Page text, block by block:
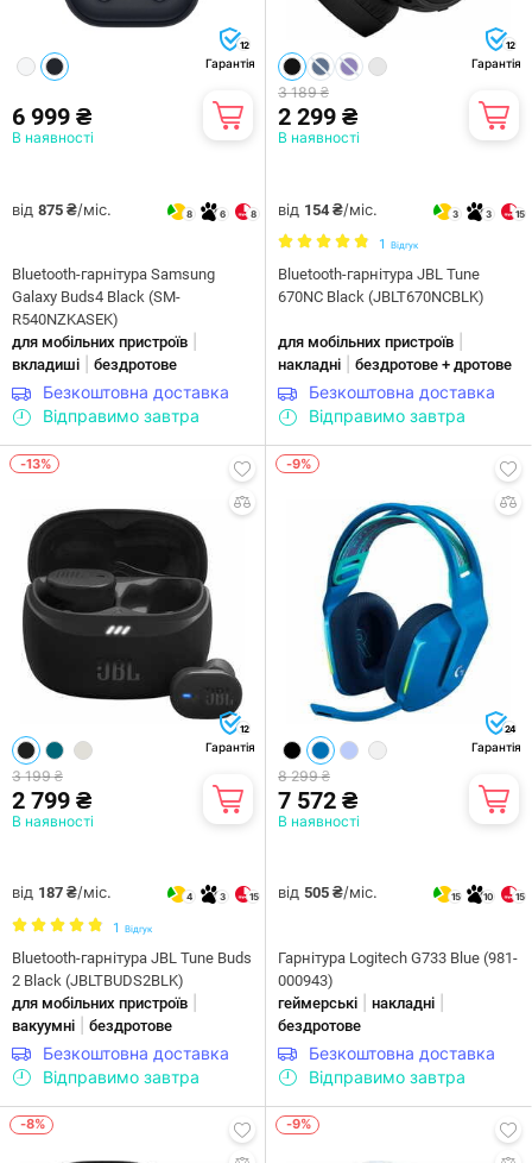
12
Гарантія
6 999 ₴
В наявності
від 875 ₴/міс. 8 6 8
Bluetooth-гарнітура Samsung
Galaxy Buds4 Black (SM-
R540NZKASEK)
для мобільних пристроїв
вкладиші бездротове
Безкоштовна доставка
Відправимо завтра
12
Гарантія
3 189 ₴
2 299 ₴
В наявності
від 154 ₴/міс. 3 3 15
1 Відгук
Bluetooth-гарнітура JBL Tune
670NC Black (JBLT670NCBLK)
для мобільних пристроїв
накладні бездротове + дротове
Безкоштовна доставка
Відправимо завтра
-13%
12
Гарантія
3 199 ₴
2 799 ₴
В наявності
від 187 ₴/міс. 4 3 15
1 Відгук
Bluetooth-гарнітура JBL Tune Buds
2 Black (JBLTBUDS2BLK)
для мобільних пристроїв
вакуумні бездротове
Безкоштовна доставка
Відправимо завтра
-9%
24
Гарантія
8 299 ₴
7 572 ₴
В наявності
від 505 ₴/міс. 15 10 15
Гарнітура Logitech G733 Blue (981-
000943)
геймерські
накладні
бездротове
Безкоштовна доставка
Відправимо завтра
-8% -9%